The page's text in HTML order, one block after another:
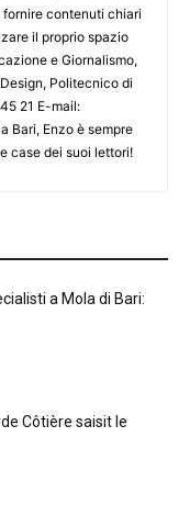
contenuti chiari
il proprio spazio
e Giornalismo,
Politecnico di
21 E-mail:
Bari, Enzo è sempre
case dei suoi lettori!
a Mola di Bari:
Côtière saisit le